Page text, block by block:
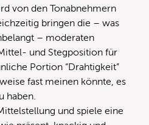
von den Tonabnehmern
bringen die – was
– moderaten
und Stegposition für
Portion “Drahtigkeit”
fast meinen könnte, es
haben.
und spiele eine